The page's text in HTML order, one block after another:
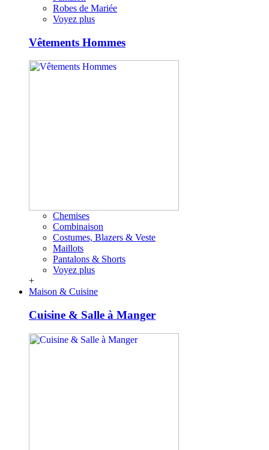
Robes de Mariée
Voyez plus
Vêtements Hommes
Chemises
Combinaison
Costumes, Blazers & Veste
Maillots
Pantalons & Shorts
Voyez plus
+
Maison & Cuisine
Cuisine & Salle à Manger